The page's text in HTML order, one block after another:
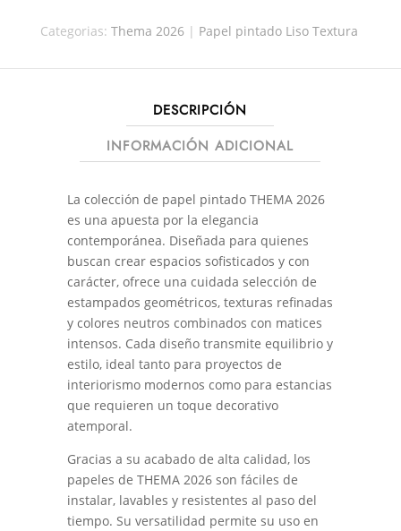
Categorias: Thema 2026| Papel pintado Liso Textura
DESCRIPCIÓN
INFORMACIÓN ADICIONAL
La colección de papel pintado THEMA 2026
es una apuesta por la elegancia
contemporánea. Diseñada para quienes
buscan crear espacios sofisticados y con
carácter, ofrece una cuidada selección de
estampados geométricos, texturas refinadas
y colores neutros combinados con matices
intensos. Cada diseño transmite equilibrio y
estilo, ideal tanto para proyectos de
interiorismo modernos como para estancias
que requieren un toque decorativo
atemporal.
Gracias a su acabado de alta calidad, los
papeles de THEMA 2026 son fáciles de
instalar, lavables y resistentes al paso del
tiempo. Su versatilidad permite su uso en